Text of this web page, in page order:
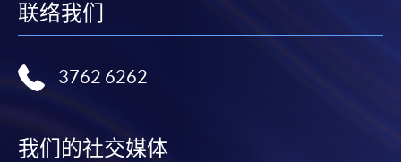
联络我们
3762 6262
我们的社交媒体